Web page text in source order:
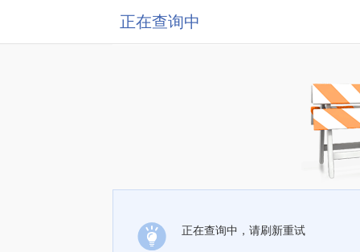
正在查询中
正在查询中，请刷新重试